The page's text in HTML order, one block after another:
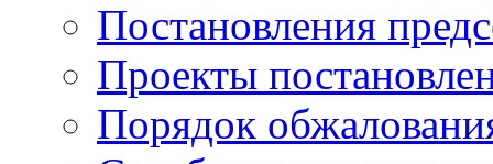
Постановления
Проекты
Порядок